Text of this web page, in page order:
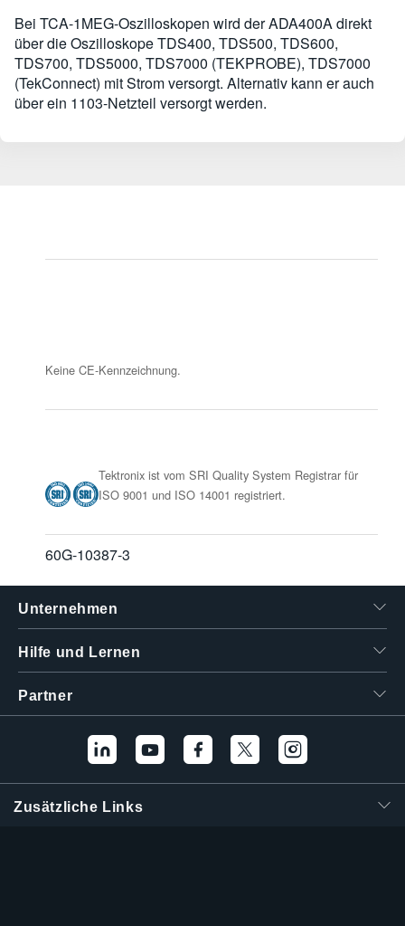
Bei TCA-1MEG-Oszilloskopen wird der ADA400A direkt
über die Oszilloskope TDS400, TDS500, TDS600,
TDS700, TDS5000, TDS7000 (TEKPROBE), TDS7000
(TekConnect) mit Strom versorgt. Alternativ kann er auch
über ein 1103-Netzteil versorgt werden.
Keine CE-Kennzeichnung.
Tektronix ist vom SRI Quality System Registrar für
ISO 9001 und ISO 14001 registriert.
60G-10387-3
Unternehmen
Hilfe und Lernen
Partner
Zusätzliche Links